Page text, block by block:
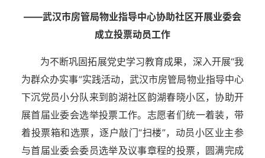
——武汉市房管局物业指导中心协助社区开展业委会
成立投票动员工作
为不断巩固拓展党史学习教育成果，深入开展“我
为群众办实事”实践活动，武汉市房管局物业指导中心
下沉党员小分队来到韵湖社区韵湖春晓小区，协助开
展首届业委会选举投票工作。志愿者们统一着装，带
着投票箱和选票，逐户敲门“扫楼”，动员小区业主参
与首届业委会委员选举及议事章程的投票，圆满完成